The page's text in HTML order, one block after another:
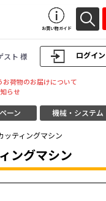
ログイン
スト 様
お買い物ガイド
お荷物のお届けについて
らせ
ーン 機械・システム
ッティングマシン
ングマシン